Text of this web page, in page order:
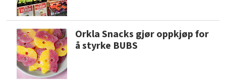
Orkla Snacks gjør oppkjøp for
å styrke BUBS